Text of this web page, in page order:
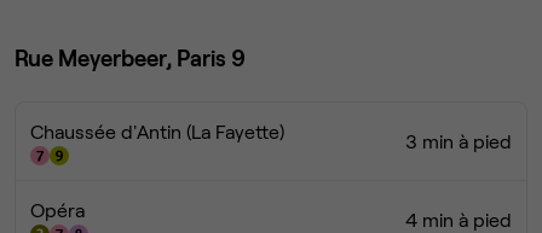
Rue Meyerbeer, Paris 9
Chaussée d'Antin (La Fayette) 3 min à pied
Opéra 4 min à pied